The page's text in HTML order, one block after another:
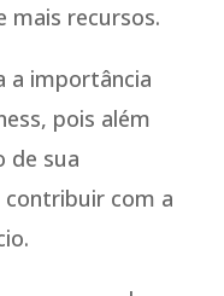
mais recursos.
a importância
pois além
de sua
com a